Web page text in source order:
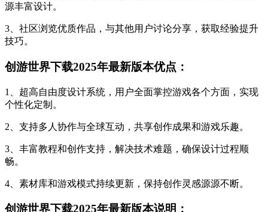
源丰富设计。
3、社区浏览优质作品，与其他用户讨论分享，获取经验提升
技巧。
创游世界下载2025年最新版本优点：
1、超高自由度设计系统，用户全面掌控游戏各个方面，实现
个性化定制。
2、支持多人协作与全球互动，共享创作成果和游戏乐趣。
3、丰富教程和创作支持，解决技术难题，确保设计过程顺
畅。
4、素材库和游戏模式持续更新，保持创作灵感源源不断。
创游世界下载2025年最新版本说明：